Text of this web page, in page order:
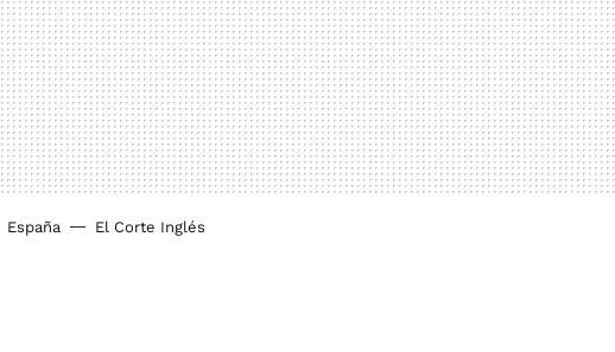
España El Corte Inglés